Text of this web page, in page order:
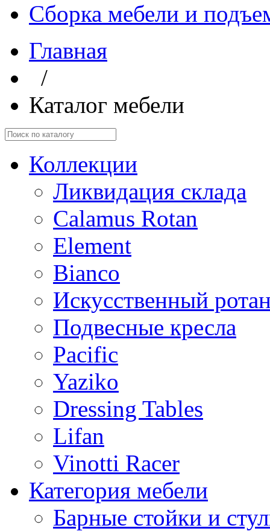
Сборка мебели и
Главная
/
Каталог мебели
Коллекции
Ликвидация склада
Calamus Rotan
Element
Bianco
Искусственный
Подвесные кресла
Pacific
Yaziko
Dressing Tables
Lifan
Vinotti Racer
Категория мебели
Барные стойки и